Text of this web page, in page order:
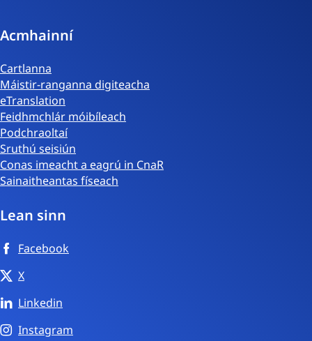
Acmhainní
Cartlanna
Máistir-ranganna digiteacha
eTranslation
Feidhmchlár móibíleach
Podchraoltaí
Sruthú seisiún
Conas imeacht a eagrú in CnaR
Sainaitheantas físeach
Lean sinn
Facebook
X
Linkedin
Instagram